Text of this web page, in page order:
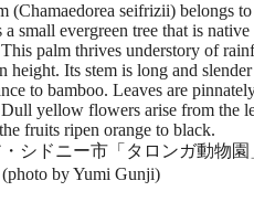
(Chamaedorea seifrizii) belongs to
small evergreen tree that is
palm thrives understory of
height. Its stem is long and
to bamboo. Leaves are
yellow flowers arise from the
fruits ripen orange to black.
シドニー市「タロンガ動物園
by Yumi Gunji)